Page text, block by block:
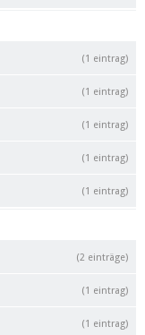
(1 eintrag)
(1 eintrag)
(1 eintrag)
(1 eintrag)
(1 eintrag)
(2 einträge)
(1 eintrag)
(1 eintrag)